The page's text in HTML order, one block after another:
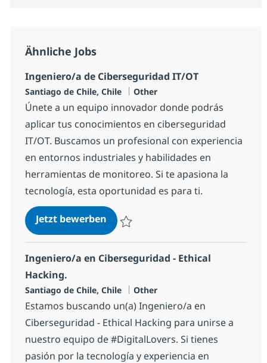
Ähnliche Jobs
Ingeniero/a de Ciberseguridad IT/OT
Standort
Santiago de Chile, Chile Kategorie
Other
Únete a un equipo innovador donde podrás
aplicar tus conocimientos en ciberseguridad
IT/OT. Buscamos un profesional con experiencia
en entornos industriales y habilidades en
herramientas de monitoreo. Si te apasiona la
tecnología, esta oportunidad es para ti.
Jetzt bewerbenIngeniero/a de Ciberseguridad
Ingeniero/a en Ciberseguridad - Ethical
Hacking.
Standort
Santiago de Chile, Chile Kategorie
Other
Estamos buscando un(a) Ingeniero/a en
Ciberseguridad - Ethical Hacking para unirse a
nuestro equipo de #DigitalLovers. Si tienes
pasión por la tecnología y experiencia en